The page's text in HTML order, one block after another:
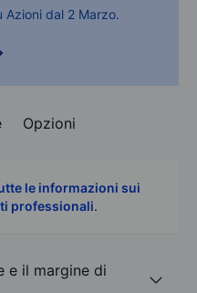
Azioni dal 2 Marzo.
Opzioni
le informazioni sui
professionali.
e il margine di